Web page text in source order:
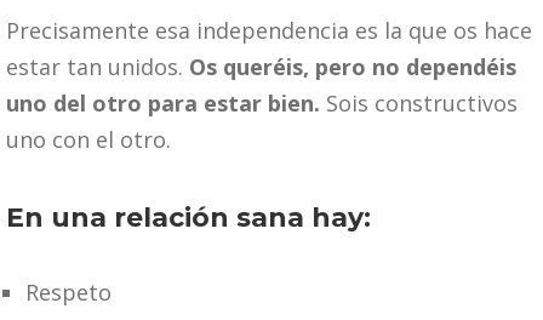
Precisamente esa independencia es la que os hace
estar tan unidos. Os queréis, pero no dependéis
uno del otro para estar bien. Sois constructivos
uno con el otro.
En una relación sana hay:
Respeto